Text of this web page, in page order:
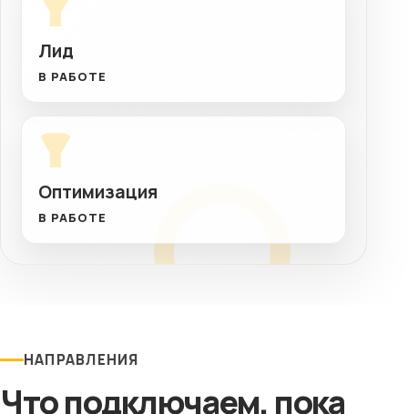
Лид
В РАБОТЕ
Оптимизация
В РАБОТЕ
НАПРАВЛЕНИЯ
Что подключаем, пока